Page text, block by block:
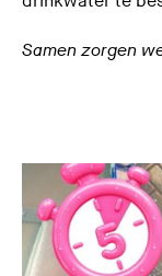
Samen zorgen